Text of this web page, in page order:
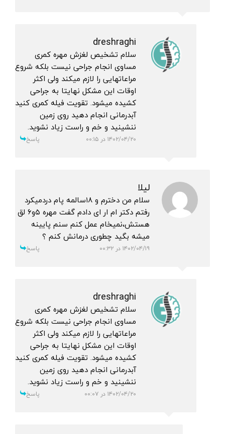
dreshraghi
سلام تشخیص لغزش مهره کمری
مساوی انجام جراحی نیست بلکه شروع
مراعاتهایی را لازم میکند ولی اکثر
اوقات این مشکل نهایتا به جراحی
کشیده میشود. تقویت فیله کمری کنید
آبدرمانی انجام دهید روی زمین
ننشینید و خم و راست زیاد نشوید.
۱۴۰۲/۰۴/۲۰ در ۰۰:۱۵ پاسخ
لیلا
سلام من دخترم و ۱۸سالمه پام دردمیکرد
رفتم دکتر ام ار ای دادم گفت مهره ۵و۶ لق
هستش،نمیخام عمل کنم سنم پایینه
میشه بگید چطوری درمانش کنم ؟
۱۴۰۲/۰۴/۱۹ در ۰۰:۳۲ پاسخ
dreshraghi
سلام تشخیص لغزش مهره کمری
مساوی انجام جراحی نیست بلکه شروع
مراعاتهایی را لازم میکند ولی اکثر
اوقات این مشکل نهایتا به جراحی
کشیده میشود. تقویت فیله کمری کنید
آبدرمانی انجام دهید روی زمین
ننشینید و خم و راست زیاد نشوید.
۱۴۰۲/۰۴/۲۰ در ۰۰:۰۷ پاسخ